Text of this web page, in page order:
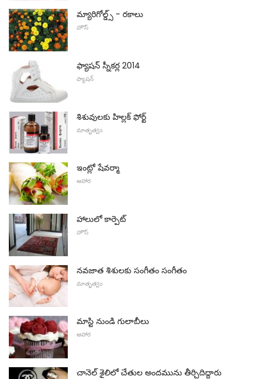
మ్యారిగోల్డ్స్ - రకాలు
హౌస్
ఫ్యాషన్ స్నీకర్ల 2014
ఫ్యాషన్
శిశువులకు హిల్లక్ ఫోర్ట్
మాతృత్వం
ఇంట్లో షేవర్మా
ఆహార
హాలులో కార్పెట్
హౌస్
నవజాత శిశులకు సంగీతం సంగీతం
మాతృత్వం
మాస్టి నుండి గులాబీలు
ఆహార
చానెల్ శైలిలో చేతుల అందమును తీర్చిదిద్దారు